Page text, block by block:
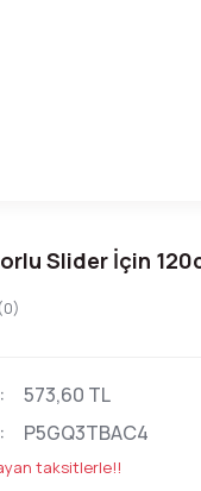
Slider İçin
573,60 TL
P5GQ3TBAC4
taksitlerle!!